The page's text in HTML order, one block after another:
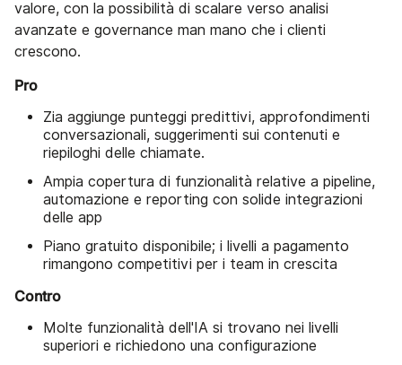
valore, con la possibilità di scalare verso analisi
avanzate e governance man mano che i clienti
crescono.
Pro
Zia aggiunge punteggi predittivi, approfondimenti
conversazionali, suggerimenti sui contenuti e
riepiloghi delle chiamate.
Ampia copertura di funzionalità relative a pipeline,
automazione e reporting con solide integrazioni
delle app
Piano gratuito disponibile; i livelli a pagamento
rimangono competitivi per i team in crescita
Contro
Molte funzionalità dell'IA si trovano nei livelli
superiori e richiedono una configurazione